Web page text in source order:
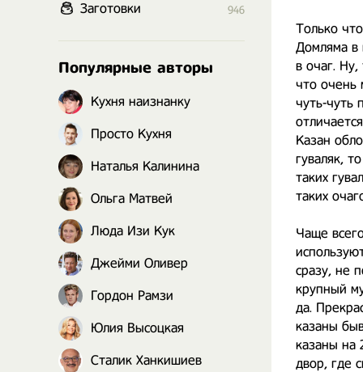
Только
Домляма в
в очаг. Ну,
что очень
чуть-чуть
Казан
гуваляк,
таких
таких
Чаще
сразу, не
крупный
да.
казаны
казаны на
двор, где
Заготовки 946
Популярные авторы
Кухня наизнанку
Просто Кухня
Наталья Калинина
Ольга Матвей
Люда Изи Кук
Джейми Оливер
Гордон Рамзи
Юлия Высоцкая
Сталик Ханкишиев